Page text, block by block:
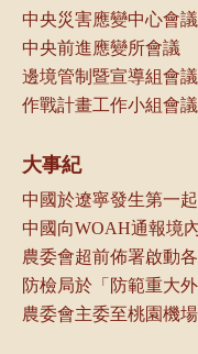
中央災害應變中心會議
中央前進應變所會議
邊境管制暨宣導組會議
作戰計畫工作小組會議
大事紀